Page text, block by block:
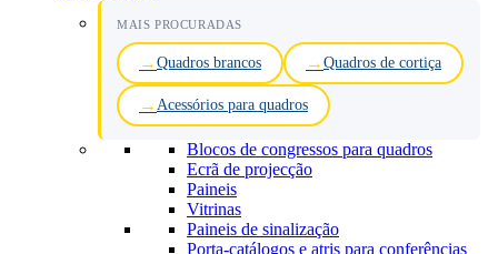
MAIS PROCURADAS
Quadros brancos Quadros de cortiça
Acessórios para quadros
Blocos de congressos para quadros
Ecrã de projecção
Paineis
Vitrinas
Paineis de sinalização
Porta-catálogos e atris para conferências